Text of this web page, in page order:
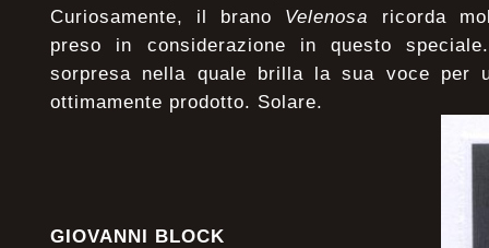
Curiosamente, il brano Velenosa ricorda
preso in considerazione in questo
sorpresa nella quale brilla la sua voce per
ottimamente prodotto. Solare.
GIOVANNI BLOCK